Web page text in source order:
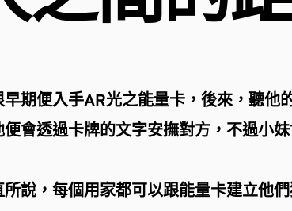
期便入手AR光之能量卡，後來，聽他
會透過卡牌的文字安撫對方，不過小
說，每個用家都可以跟能量卡建立他們